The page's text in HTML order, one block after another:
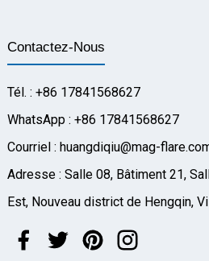
Contactez-Nous
Tél. : +86 17841568627
WhatsApp : +86 17841568627
Courriel : huangdiqiu@mag-
Adresse : Salle 08, Bâtiment 21,
Est, Nouveau district de Hengqin,